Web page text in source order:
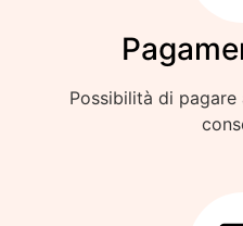
Possibilità di